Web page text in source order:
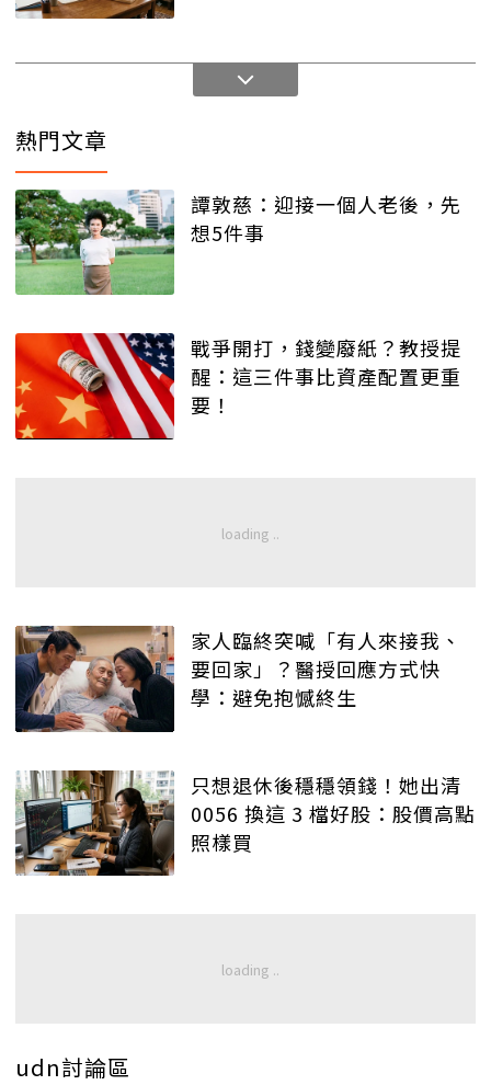
熱門文章
譚敦慈：迎接一個人老後，先
想5件事
戰爭開打，錢變廢紙？教授提
醒：這三件事比資產配置更重
要！
家人臨終突喊「有人來接我、
要回家」？醫授回應方式快
學：避免抱憾終生
只想退休後穩穩領錢！她出清
0056 換這 3 檔好股：股價高點
照樣買
udn討論區